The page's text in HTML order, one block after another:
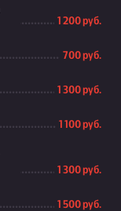
1 200 руб.
700 руб.
1 300 руб.
1 100 руб.
1 300 руб.
1 500 руб.